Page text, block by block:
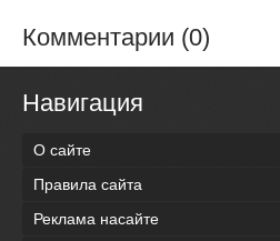
Комментарии (0)
Навигация
О сайте
Правила сайта
Реклама насайте